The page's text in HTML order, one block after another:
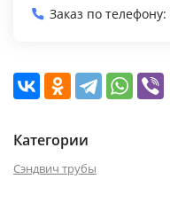
Заказ по телефону:
Категории
Сэндвич трубы